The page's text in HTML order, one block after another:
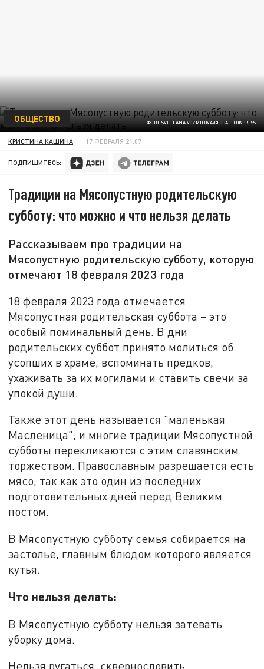
ФОТО: SVETLANA VOZMILOVA/GLOBALLOOKPRESS
ОБЩЕСТВО
КРИСТИНА КАШИНА 17 ФЕВРАЛЯ 21:07
ПОДПИШИТЕСЬ:
Традиции на Мясопустную родительскую
субботу: что можно и что нельзя делать
Рассказываем про традиции на
Мясопустную родительскую субботу, которую
отмечают 18 февраля 2023 года
18 февраля 2023 года отмечается
Мясопустная родительская суббота – это
особый поминальный день. В дни
родительских суббот принято молиться об
усопших в храме, вспоминать предков,
ухаживать за их могилами и ставить свечи за
упокой души.
Также этот день называется "маленькая
Масленица", и многие традиции Мясопустной
субботы перекликаются с этим славянским
торжеством. Православным разрешается есть
мясо, так как это один из последних
подготовительных дней перед Великим
постом.
В Мясопустную субботу семья собирается на
застолье, главным блюдом которого является
кутья.
Что нельзя делать:
В Мясопустную субботу нельзя затевать
уборку дома.
Нельзя ругаться, сквернословить.